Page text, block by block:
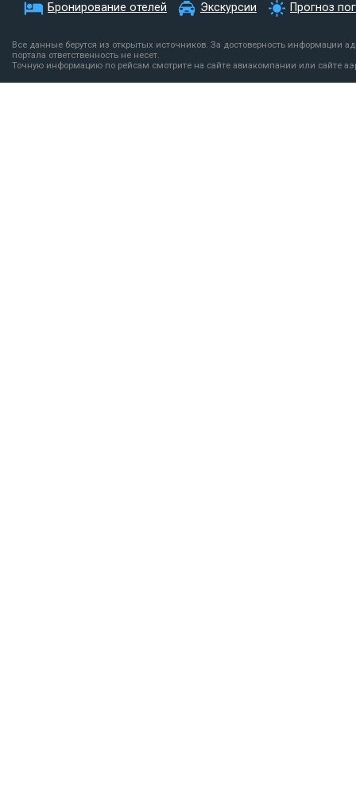
Бронирование отелей Экскурсии Прогноз
Все данные берутся из открытых источников. За достоверность информации
портала ответственность не несет.
Точную информацию по рейсам смотрите на сайте авиакомпании или сайте